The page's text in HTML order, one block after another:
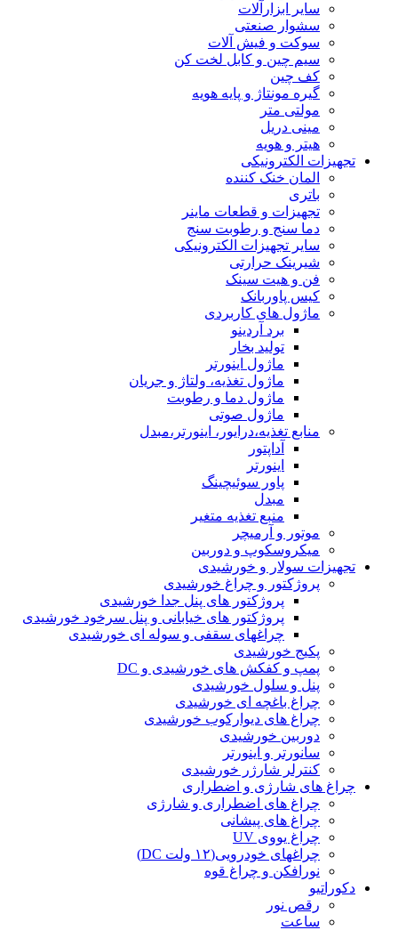
سایر ابزارآلات
سشوار صنعتی
سوکت و فیش آلات
سیم چین و کابل لخت کن
کف چین
گیره مونتاژ و پایه هویه
مولتی متر
مینی دریل
هیتر و هویه
تجهیزات الکترونیکی
المان خنک کننده
باتری
تجهیزات و قطعات ماینر
دما سنج و رطوبت سنج
سایر تجهیزات الکترونیکی
شیرینک حرارتی
فن و هیت سینک
کیس پاوربانک
ماژول های کاربردی
برد آردینو
تولید بخار
ماژول اینورتر
ماژول تغذیه، ولتاژ و جریان
ماژول دما و رطوبت
ماژول صوتی
منابع تغذیه،درایور، اینورتر،مبدل
آداپتور
اینورتر
پاور سوئیچینگ
مبدل
منبع تغذیه متغیر
موتور و آرمیچر
میکروسکوپ و دوربین
تجهیزات سولار و خورشیدی
پروژکتور و چراغ خورشیدی
پروژکتور های پنل جدا خورشیدی
پروژکتور های خیابانی و پنل سرخود خورشیدی
چراغهای سقفی و سوله ای خورشیدی
پکیج خورشیدی
پمپ و کفکش های خورشیدی و DC
پنل و سلول خورشیدی
چراغ باغچه ای خورشیدی
چراغ های دیوارکوب خورشیدی
دوربین خورشیدی
سانورتر و اینورتر
کنترلر شارژر خورشیدی
چراغ های شارژی و اضطراری
چراغ های اضطراری و شارژی
چراغ های پیشانی
چراغ یووی UV
چراغهای خودرویی(۱۲ ولت DC)
نورافکن و چراغ قوه
دکوراتیو
رقص نور
ساعت